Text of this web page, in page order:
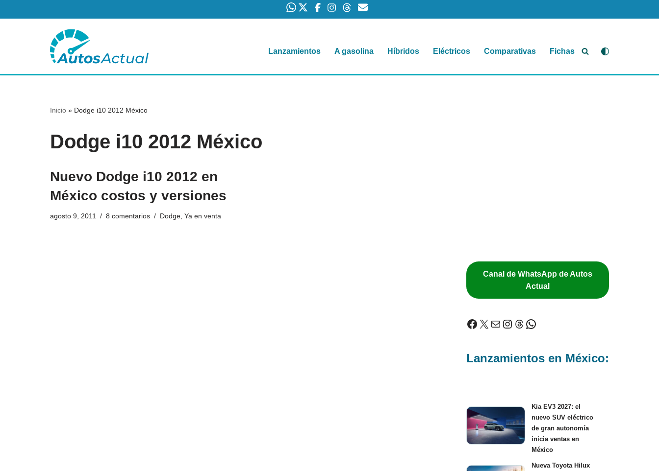
contenido
Lanzamientos A gasolina Híbridos Eléctricos Comparativas Fichas
Inicio » Dodge i10 2012 México
Dodge i10 2012 México
Nuevo Dodge i10 2012 en
México costos y versiones
agosto 9, 2011 8 comentarios Dodge, Ya en venta
Canal de WhatsApp de Autos
Actual
Lanzamientos en México:
Kia EV3 2027: el
nuevo SUV eléctrico
de gran autonomía
inicia ventas en
México
Nueva Toyota Hilux